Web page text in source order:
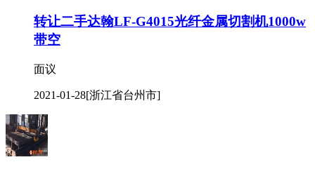
转让二手达翰LF-G4015光纤金属切割机1000w
带空
面议
2021-01-28[浙江省台州市]